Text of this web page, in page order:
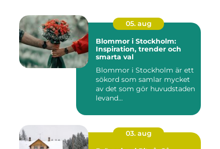
05. aug
Blommor i Stockholm:
Inspiration, trender och
smarta val
Blommor i Stockholm är ett
sökord som samlar mycket
av det som gör huvudstaden
levand...
03. aug